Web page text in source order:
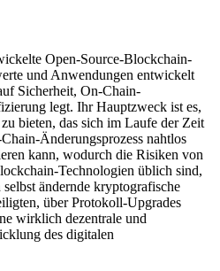
Open-Source-Blockchain-
und Anwendungen entwickelt
Sicherheit, On-Chain-
legt. Ihr Hauptzweck ist es,
bieten, das sich im Laufe der Zeit
Änderungsprozess nahtlos
kann, wodurch die Risiken von
Technologien üblich sind,
ändernde kryptografische
über Protokoll-Upgrades
wirklich dezentrale und
des digitalen